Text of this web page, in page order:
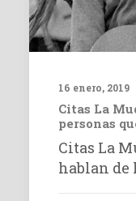
16 enero, 2019
Citas La
personas
Citas La
hablan de